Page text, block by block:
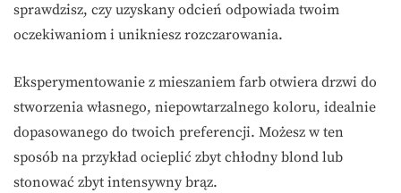
sprawdzisz, czy uzyskany odcień odpowiada twoim
oczekiwaniom i unikniesz rozczarowania.
Eksperymentowanie z mieszaniem farb otwiera drzwi do
stworzenia własnego, niepowtarzalnego koloru, idealnie
dopasowanego do twoich preferencji. Możesz w ten
sposób na przykład ocieplić zbyt chłodny blond lub
stonować zbyt intensywny brąz.